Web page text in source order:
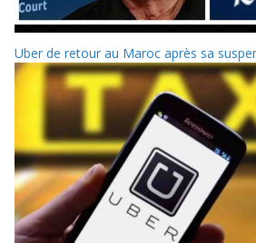
Uber de retour au Maroc après sa